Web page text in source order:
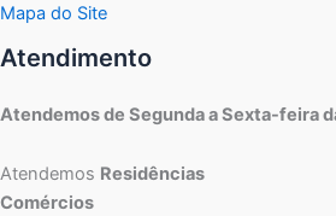
Mapa do Site
Atendimento
Atendemos de Segunda a Sexta-feira
Atendemos Residências
Comércios